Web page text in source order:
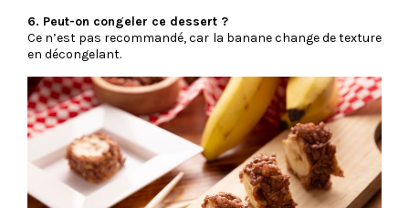
6. Peut-on congeler ce dessert ?
Ce n’est pas recommandé, car la banane change de texture
en décongelant.